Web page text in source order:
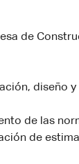
de
diseño
de las
de